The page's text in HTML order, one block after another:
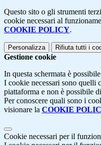
Questo sito o gli strumenti
cookie necessari al
COOKIE POLICY.
Personalizza Rifiuta tutti i
Gestione cookie
In questa schermata è
I cookie necessari sono quelli
piattaforma e non è possibile
Per conoscere quali sono i
visionare la COOKIE
Cookie necessari per il